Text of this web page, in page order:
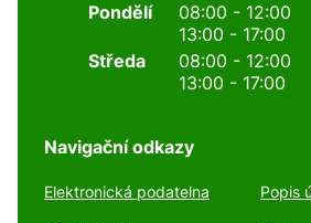
Pondělí
08:00 - 12:00
13:00 - 17:00
Středa
08:00 - 12:00
13:00 - 17:00
Navigační odkazy
Elektronická podatelna Popis